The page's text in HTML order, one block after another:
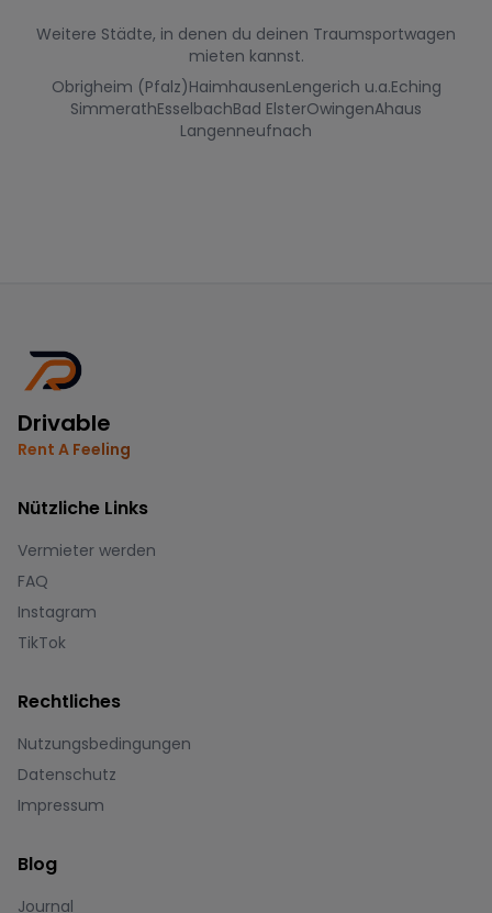
Weitere Städte, in denen du deinen Traumsportwagen
mieten kannst.
Obrigheim (Pfalz)HaimhausenLengerich u.a.Eching
SimmerathEsselbachBad ElsterOwingenAhaus
Langenneufnach
Drivable
Rent A Feeling
Nützliche Links
Vermieter werden
FAQ
Instagram
TikTok
Rechtliches
Nutzungsbedingungen
Datenschutz
Impressum
Blog
Journal